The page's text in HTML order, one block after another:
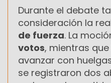
Durante el debate
consideración la
de fuerza. La
votos, mientras
avanzar con
se registraron dos